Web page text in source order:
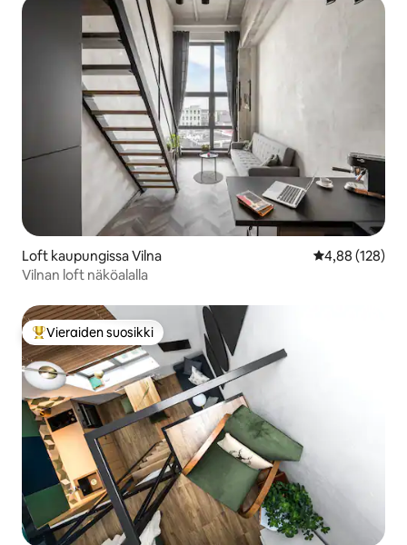
Loft kaupungissa Vilna
4,88 (128)
Vilnan loft näköalalla
Vieraiden suosikkien parhaimmistoa
Vieraiden suosikki